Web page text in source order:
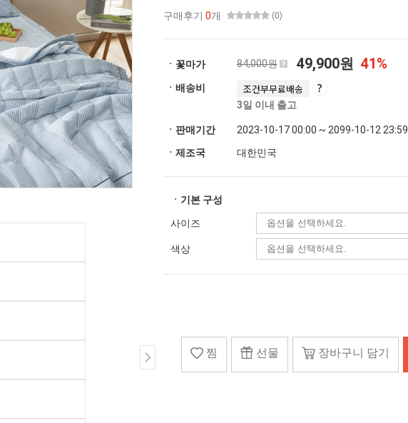
구매후기 0개 (0)
ㆍ꽃마가 84,000원 49,900원 41%
ㆍ배송비 조건부무료배송
3일 이내 출고
ㆍ판매기간
2023-10-17 00:00 ~ 2099-10-12 23:59
ㆍ제조국
대한민국
ㆍ기본 구성
사이즈
색상
찜 선물 장바구니 담기